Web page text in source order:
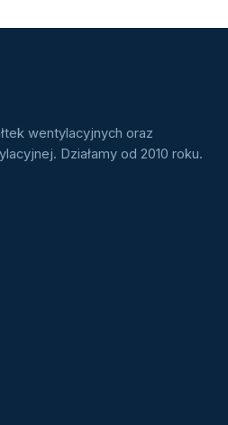
wentylacyjnych oraz
Działamy od 2010 roku.